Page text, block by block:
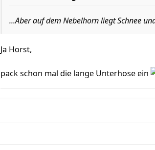
...Aber auf dem Nebelhorn liegt Schnee
Ja Horst,
pack schon mal die lange Unterhose ein